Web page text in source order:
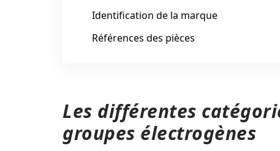
Identification de la marque
Références des pièces
Les différentes
groupes électrogènes